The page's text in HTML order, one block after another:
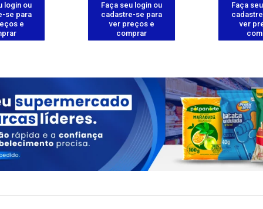
login ou
se para
e
Faça seu login ou
cadastre-se para
ver preços e
comprar
Faça
ver